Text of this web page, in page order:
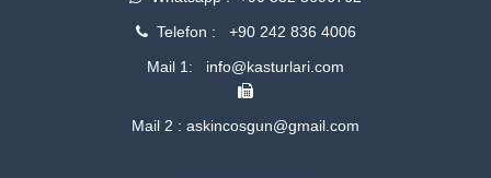
Telefon : +90 242 836 4006
Mail 1: info@kasturlari.com
Mail 2 : askincosgun@gmail.com